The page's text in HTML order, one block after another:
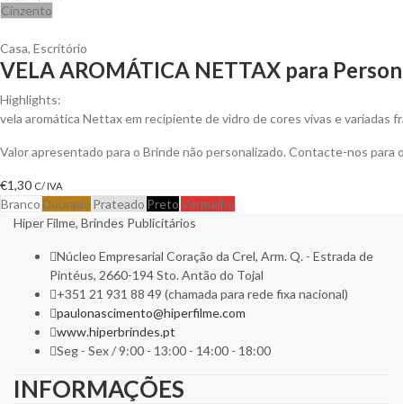
Cinzento
Casa, Escritório
VELA AROMÁTICA NETTAX para
Highlights:
vela aromática Nettax em recipiente de vidro de cores vivas e variadas
Valor apresentado para o Brinde não personalizado. Contacte-nos
€1,30 C/ IVA
Branco Dourado Prateado PretoVermelho
Hiper Filme, Brindes Publicitários
Núcleo Empresarial Coração da Crel, Arm. Q. - Estrada de
Pintéus, 2660-194 Sto. Antão do Tojal
+351 21 931 88 49 (chamada para rede fixa nacional)
paulonascimento@hiperfilme.com
www.hiperbrindes.pt
Seg - Sex / 9:00 - 13:00 - 14:00 - 18:00
INFORMAÇÕES